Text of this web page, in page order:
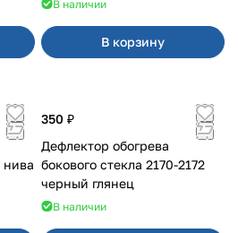
В наличии
В корзину
350 ₽
Дефлектор обогрева
бокового стекла 2170-2172
черный глянец
В наличии